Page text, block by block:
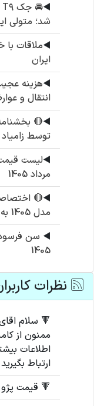
◀️
شد؛ متولی
◀️
ایران
◀️هزینه
انتقال و
◀️
🔴
توسط زامیاد
◀️
مرداد 1405
◀️
🔴
مدل 1405 به بازار رسید!
◀️ سن
1405
نظرات
🔻 سلام
ممنون از
اطلاعات
ارتباط بگیرید 09356218163
🔻 قیمت پژو